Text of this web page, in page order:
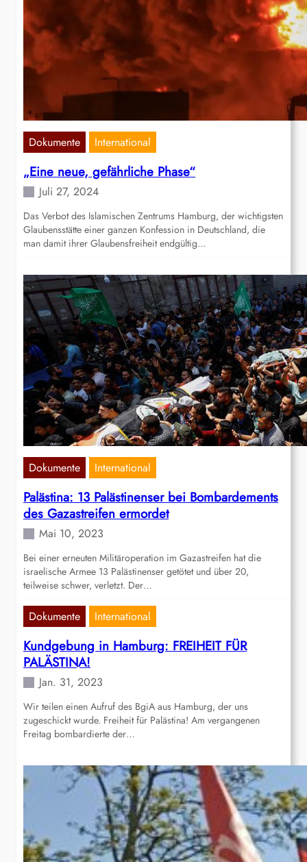
Dokumente International
„Eine neue, gefährliche Phase“
Juli 27, 2024
Das Verbot des Islamischen Zentrums Hamburg, der wichtigsten
Glaubensstätte einer ganzen Konfession in Deutschland, die
man damit ihrer Glaubensfreiheit endgültig…
Dokumente International
Palästina: 13 Palästinenser bei Bombardements
des Gazastreifen ermordet
Mai 10, 2023
Bei einer erneuten Militäroperation im Gazastreifen hat die
israelische Armee 13 Palästinenser getötet und über 20,
teilweise schwer, verletzt. Der…
Dokumente International
Kundgebung in Hamburg: FREIHEIT FÜR
PALÄSTINA!
Jan. 31, 2023
Wir teilen einen Aufruf des BgiA aus Hamburg, der uns
zugeschickt wurde. Freiheit für Palästina! Am vergangenen
Freitag bombardierte der…